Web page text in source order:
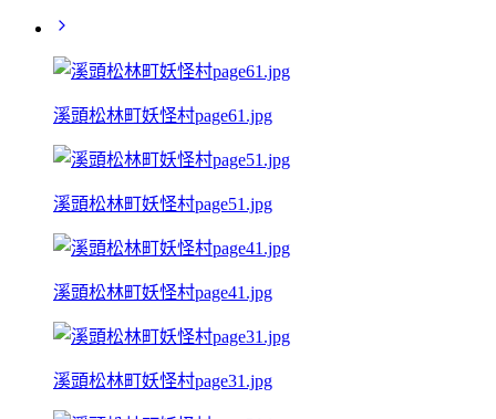
溪頭松林町妖怪村page61.jpg
溪頭松林町妖怪村page51.jpg
溪頭松林町妖怪村page41.jpg
溪頭松林町妖怪村page31.jpg